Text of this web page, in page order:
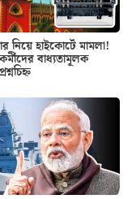
নিয়ে হাইকোর্টে মামলা!
বাধ্যতামূলক